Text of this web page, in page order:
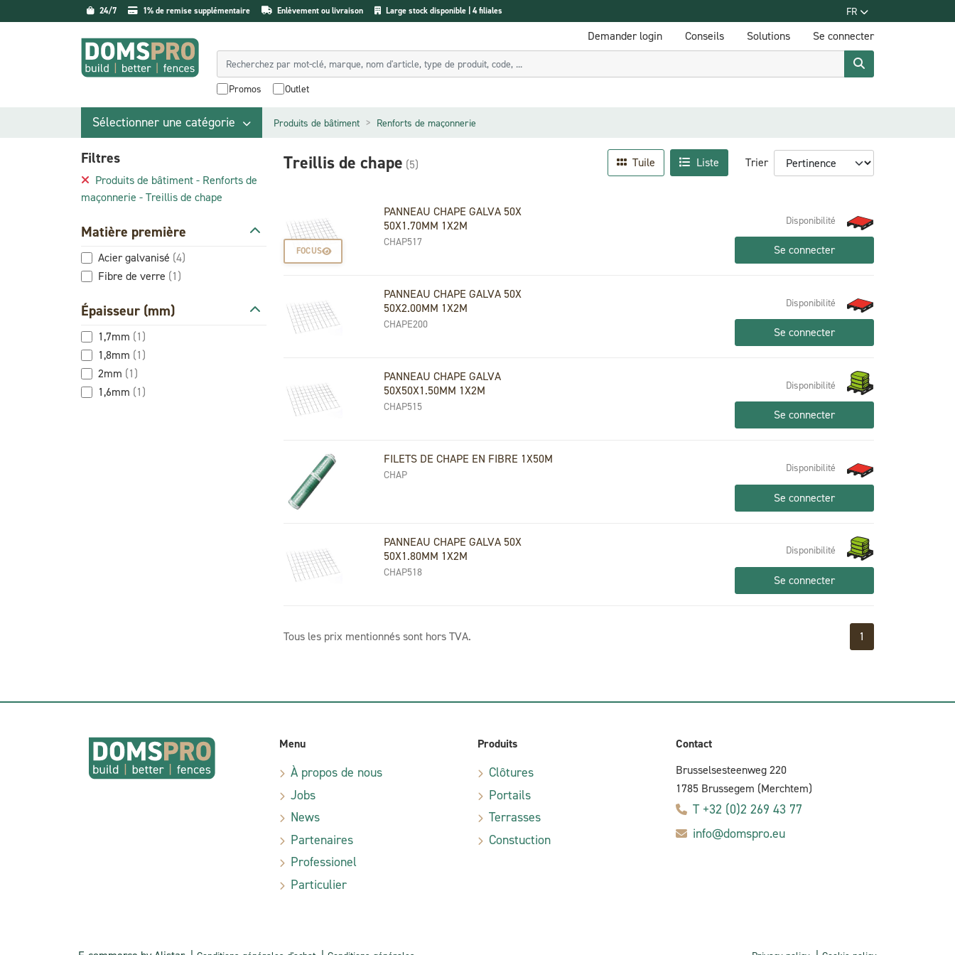
24/7 1% de remise supplémentaire Enlèvement ou livraison Large stock disponible | 4 filiales FR
Demander login Conseils Solutions Se connecter
Promos Outlet
Sélectionner une catégorie Produits de bâtiment Renforts de maçonnerie
Filtres
Produits de bâtiment - Renforts de
maçonnerie - Treillis de chape
Matière première
Acier galvanisé (4)
Fibre de verre (1)
Épaisseur (mm)
1,7mm (1)
1,8mm (1)
2mm (1)
1,6mm (1)
Treillis de chape (5) Tuile Liste Trier
FOCUS
PANNEAU CHAPE GALVA 50X
50X1.70MM 1X2M
CHAP517
Disponibilité
Se connecter
PANNEAU CHAPE GALVA 50X
50X2.00MM 1X2M
CHAPE200
Disponibilité
Se connecter
PANNEAU CHAPE GALVA
50X50X1.50MM 1X2M
CHAP515
Disponibilité
Se connecter
FILETS DE CHAPE EN FIBRE 1X50M
CHAP
Disponibilité
Se connecter
PANNEAU CHAPE GALVA 50X
50X1.80MM 1X2M
CHAP518
Disponibilité
Se connecter
Tous les prix mentionnés sont hors TVA. 1
Menu
À propos de nous
Jobs
News
Partenaires
Professionel
Particulier
Produits
Clôtures
Portails
Terrasses
Constuction
Contact
Brusselsesteenweg 220
1785 Brussegem (Merchtem)
T +32 (0)2 269 43 77
info@domspro.eu